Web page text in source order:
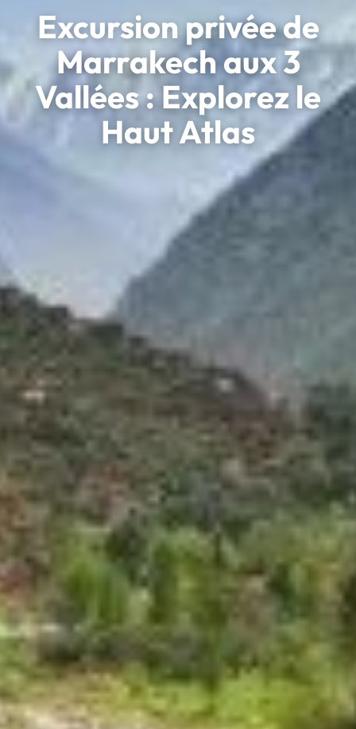
Excursion privée de
Marrakech aux 3
Vallées : Explorez le
Haut Atlas